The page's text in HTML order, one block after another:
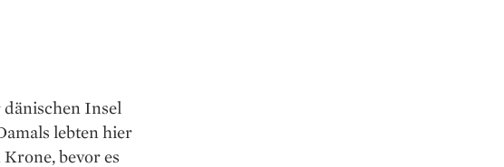
Insel
lebten hier
bevor es